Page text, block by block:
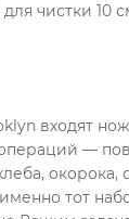
чистки 10
входят
—
окорока,
тот